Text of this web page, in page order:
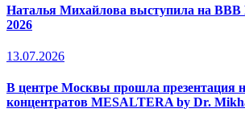
Наталья Михайлова выступила на BBB
2026
13.07.2026
В центре Москвы прошла презентация
концентратов MESALTERA by Dr.